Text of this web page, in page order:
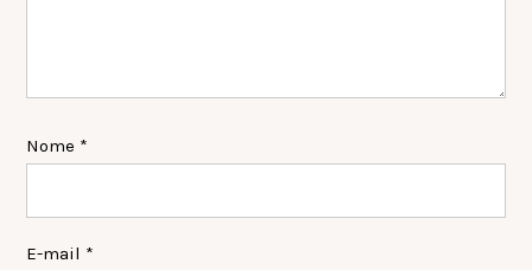
Nome *
E-mail *